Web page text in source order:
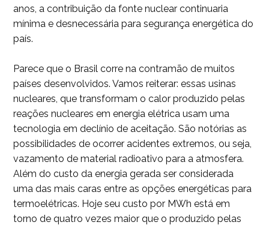
anos, a contribuição da fonte nuclear continuaria
mínima e desnecessária para segurança energética do
país.
Parece que o Brasil corre na contramão de muitos
países desenvolvidos. Vamos reiterar: essas usinas
nucleares, que transformam o calor produzido pelas
reações nucleares em energia elétrica usam uma
tecnologia em declínio de aceitação. São notórias as
possibilidades de ocorrer acidentes extremos, ou seja,
vazamento de material radioativo para a atmosfera.
Além do custo da energia gerada ser considerada
uma das mais caras entre as opções energéticas para
termoelétricas. Hoje seu custo por MWh está em
torno de quatro vezes maior que o produzido pelas